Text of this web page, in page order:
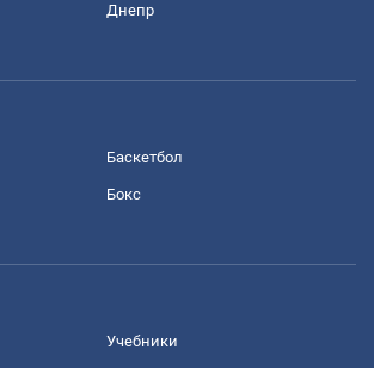
Днепр
Баскетбол
Бокс
Учебники